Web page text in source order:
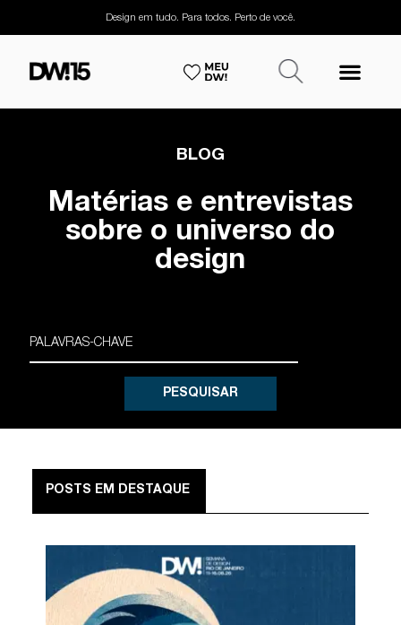
Design em tudo. Para todos. Perto de você.
BLOG
Matérias e entrevistas
sobre o universo do
design
PESQUISAR
POSTS EM DESTAQUE